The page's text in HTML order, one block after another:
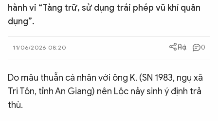
CÔNG NGHỆ
QUỐC TẾ
VĂN HÓA - THỂ THAO
hành vi “Tàng trữ, sử dụng trái phép vũ khí quân
dụng”.
11/06/2026 08:20 0
Do mâu thuẫn cá nhân với ông K. (SN 1983, ngụ xã
Tri Tôn, tỉnh An Giang) nên Lộc nảy sinh ý định trả
thù.